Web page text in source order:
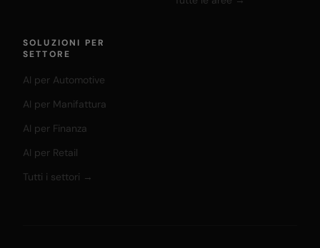
SOLUZIONI PER
SETTORE
AI per Automotive
AI per Manifattura
AI per Finanza
AI per Retail
Tutti i settori →